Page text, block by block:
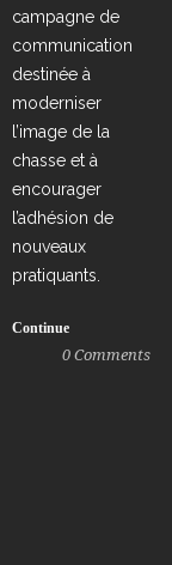
campagne de
communication
destinée à
moderniser
l’image de la
chasse et à
encourager
l’adhésion de
nouveaux
pratiquants.
Continue
0Comments